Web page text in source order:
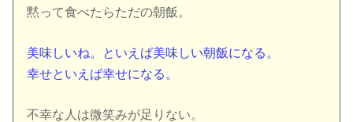
黙って食べたらただの朝飯。
美味しいね。といえば美味しい朝飯になる。
幸せといえば幸せになる。
不幸な人は微笑みが足りない。